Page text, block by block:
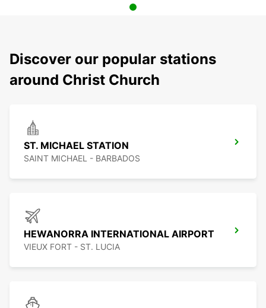
Discover our popular stations
around Christ Church
ST. MICHAEL STATION
SAINT MICHAEL - BARBADOS
HEWANORRA INTERNATIONAL AIRPORT
VIEUX FORT - ST. LUCIA